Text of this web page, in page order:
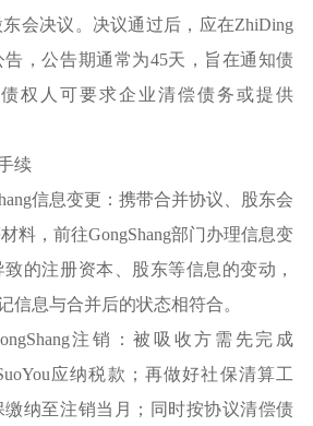
会决议。决议通过后，应在ZhiDing
，公告期通常为45天，旨在通知债
权人可要求企业清偿债务或提供
续
信息变更：携带合并协议、股东会
料，前往GongShang部门办理信息变
的注册资本、股东等信息的变动，
信息与合并后的状态相符合。
注销：被吸收方需先完成
应纳税款；再做好社保清算工
纳至注销当月；同时按协议清偿债